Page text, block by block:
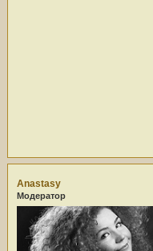
Anastasy
Модератор